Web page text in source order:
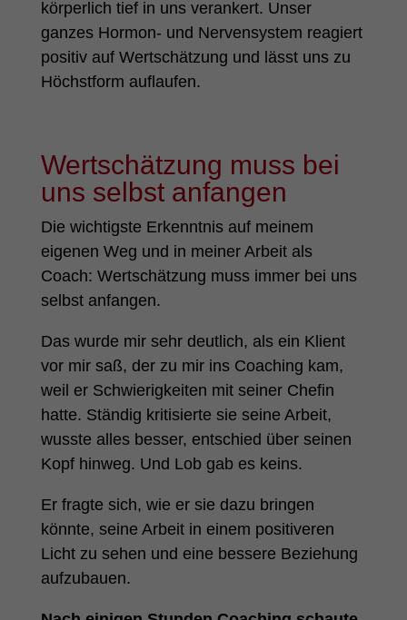
körperlich tief in uns verankert. Unser
ganzes Hormon- und Nervensystem reagiert
positiv auf Wertschätzung und lässt uns zu
Höchstform auflaufen.
Wertschätzung muss bei
uns selbst anfangen
Die wichtigste Erkenntnis auf meinem
eigenen Weg und in meiner Arbeit als
Coach: Wertschätzung muss immer bei uns
selbst anfangen.
Das wurde mir sehr deutlich, als ein Klient
vor mir saß, der zu mir ins Coaching kam,
weil er Schwierigkeiten mit seiner Chefin
hatte. Ständig kritisierte sie seine Arbeit,
wusste alles besser, entschied über seinen
Kopf hinweg. Und Lob gab es keins.
Er fragte sich, wie er sie dazu bringen
könnte, seine Arbeit in einem positiveren
Licht zu sehen und eine bessere Beziehung
aufzubauen.